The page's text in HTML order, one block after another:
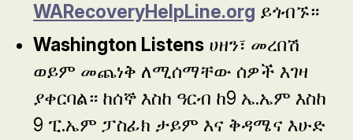
WARecoveryHelpLine.org ይጎብኙ።
Washington Listens ሀዘን፣ መረበሽ
ወይም መጨነቅ ለሚሰማቸው ሰዎች እገዛ
ያቀርባል። ከሰኞ እስከ ዓርብ ከ9 ኤ.ኤም እስከ
9 ፒ.ኤም ፓስፊክ ታይም እና ቅዳሜና እሁድ